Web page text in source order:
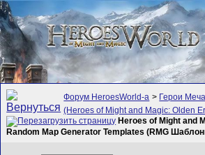
Форум HeroesWorld-а > Герои
(Heroes of Might and Magic: Olden
Heroes of Might and
Random Map Generator Templates (RMG